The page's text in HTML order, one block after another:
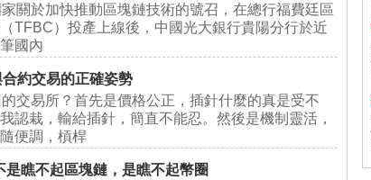
關於加快推動區塊鏈技術的號召，在總行福費廷區
TFBC）投產上線後，中國光大銀行貴陽分行於近
國內
約交易的正確姿勢
交易所？首先是價格公正，插針什麼的真是受不
認栽，輸給插針，簡直不能忍。然後是機制靈活，
便調，槓桿
是瞧不起區塊鏈，是瞧不起幣圈